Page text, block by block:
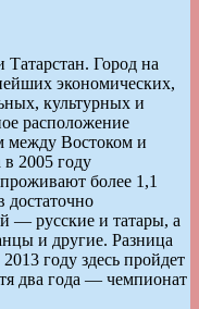
Татарстан. Город на
экономических,
культурных и
расположение
между Востоком и
2005 году
более 1,1
достаточно
— русские и татары, а
и другие. Разница
году здесь пройдет
два года — чемпионат